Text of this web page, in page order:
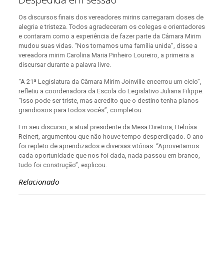
Os discursos finais dos vereadores mirins carregaram doses de
alegria e tristeza. Todos agradeceram os colegas e orientadores
e contaram como a experiência de fazer parte da Câmara Mirim
mudou suas vidas. “Nos tornamos uma família unida”, disse a
vereadora mirim Carolina Maria Pinheiro Loureiro, a primeira a
discursar durante a palavra livre.
“A 21ª Legislatura da Câmara Mirim Joinville encerrou um ciclo”,
refletiu a coordenadora da Escola do Legislativo Juliana Filippe.
“Isso pode ser triste, mas acredito que o destino tenha planos
grandiosos para todos vocês”, completou.
Em seu discurso, a atual presidente da Mesa Diretora, Heloísa
Reinert, argumentou que não houve tempo desperdiçado. O ano
foi repleto de aprendizados e diversas vitórias. “Aproveitamos
cada oportunidade que nos foi dada, nada passou em branco,
tudo foi construção”, explicou.
Relacionado